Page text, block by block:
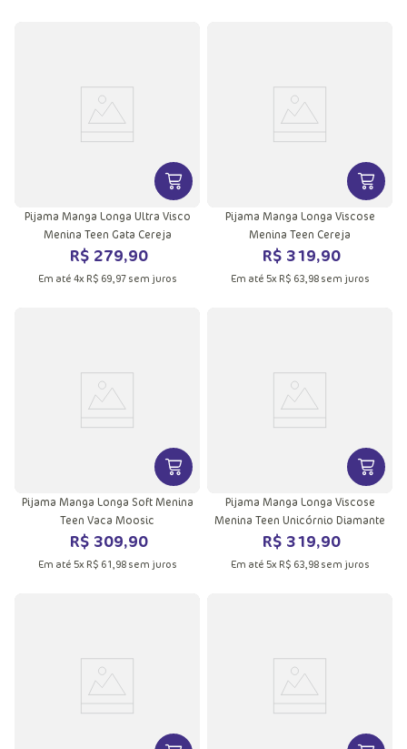
VER MAIS INFORMAÇÕES DO
Pijama Manga Longa Ultra Visco
Menina Teen Gata Cereja
R$ 279,90
Em até 4x R$ 69, 97sem juros
VER
Pijama Manga Longa Viscose
Menina Teen Cereja
R$ 319,90
Em até 5x R$ 63, 98sem juros
VER MAIS INFORMAÇÕES DO
Pijama Manga Longa Soft Menina
Teen Vaca Moosic
R$ 309,90
Em até 5x R$ 61 98sem juros
VER
Pijama Manga Longa Viscose
Menina Teen Unicórnio Diamante
R$ 319,90
Em até 5x R$ 63, 98sem juros